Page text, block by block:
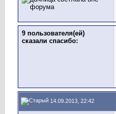
9 пользователя(ей)
сказали cпасибо:
14.09.2013, 22:42